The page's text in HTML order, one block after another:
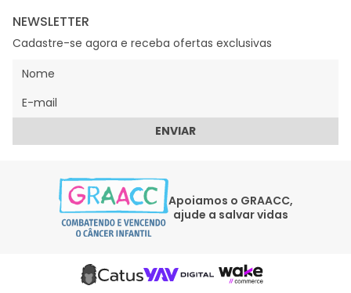
NEWSLETTER
Cadastre-se agora e receba ofertas exclusivas
ENVIAR
Apoiamos o GRAACC,
ajude a salvar vidas